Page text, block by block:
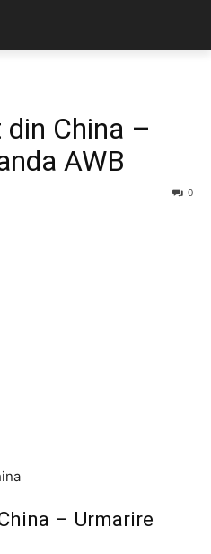
China –
AWB
0
– Urmarire